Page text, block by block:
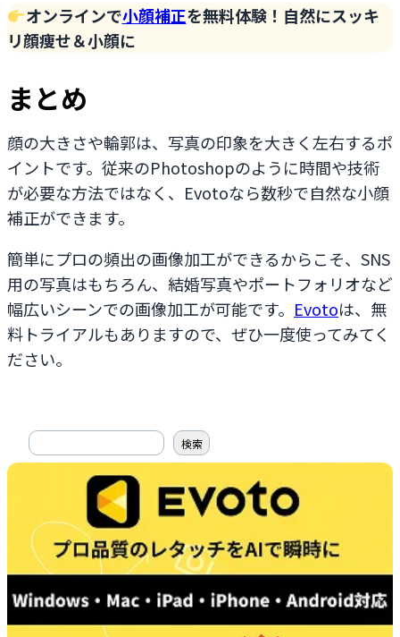
オンラインで小顔補正を無料体験！自然にスッキ
リ顔痩せ＆小顔に
まとめ
顔の大きさや輪郭は、写真の印象を大きく左右するポ
イントです。従来のPhotoshopのように時間や技術
が必要な方法ではなく、Evotoなら数秒で自然な小顔
補正ができます。
簡単にプロの頻出の画像加工ができるからこそ、SNS
用の写真はもちろん、結婚写真やポートフォリオなど
幅広いシーンでの画像加工が可能です。 Evotoは、無
料トライアルもありますので、ぜひ一度使ってみてく
ださい。
搜
索
検索